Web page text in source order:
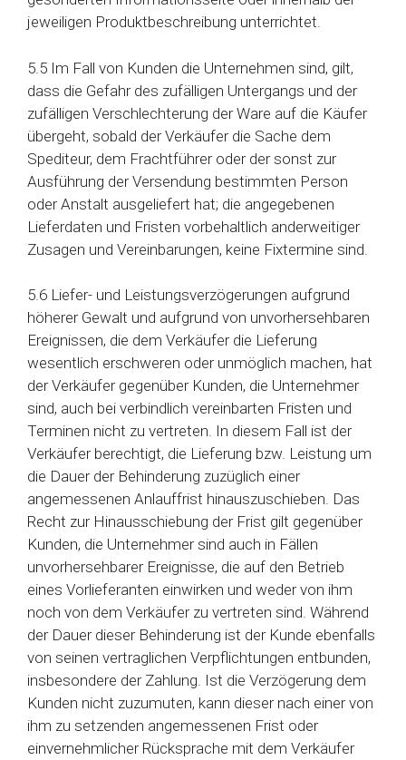
jeweiligen Produktbeschreibung unterrichtet.
5.5 Im Fall von Kunden die Unternehmen sind, gilt,
dass die Gefahr des zufälligen Untergangs und der
zufälligen Verschlechterung der Ware auf die Käufer
übergeht, sobald der Verkäufer die Sache dem
Spediteur, dem Frachtführer oder der sonst zur
Ausführung der Versendung bestimmten Person
oder Anstalt ausgeliefert hat; die angegebenen
Lieferdaten und Fristen vorbehaltlich anderweitiger
Zusagen und Vereinbarungen, keine Fixtermine sind.
5.6 Liefer- und Leistungsverzögerungen aufgrund
höherer Gewalt und aufgrund von unvorhersehbaren
Ereignissen, die dem Verkäufer die Lieferung
wesentlich erschweren oder unmöglich machen, hat
der Verkäufer gegenüber Kunden, die Unternehmer
sind, auch bei verbindlich vereinbarten Fristen und
Terminen nicht zu vertreten. In diesem Fall ist der
Verkäufer berechtigt, die Lieferung bzw. Leistung um
die Dauer der Behinderung zuzüglich einer
angemessenen Anlauffrist hinauszuschieben. Das
Recht zur Hinausschiebung der Frist gilt gegenüber
Kunden, die Unternehmer sind auch in Fällen
unvorhersehbarer Ereignisse, die auf den Betrieb
eines Vorlieferanten einwirken und weder von ihm
noch von dem Verkäufer zu vertreten sind. Während
der Dauer dieser Behinderung ist der Kunde ebenfalls
von seinen vertraglichen Verpflichtungen entbunden,
insbesondere der Zahlung. Ist die Verzögerung dem
Kunden nicht zuzumuten, kann dieser nach einer von
ihm zu setzenden angemessenen Frist oder
einvernehmlicher Rücksprache mit dem Verkäufer